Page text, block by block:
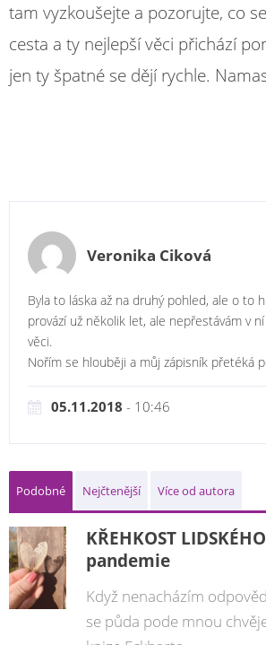
tam vyzkoušejte a pozorujte, co
cesta a ty nejlepší věci přichází
jen ty špatné se dějí rychle.
Veronika Ciková
Byla to láska až na druhý pohled, ale o to
provází už několik let, ale nepřestávám v
věci.
Nořím se hlouběji a můj zápisník přetéká
05.11.2018 - 10:46
Podobné Nejčtenější Více od autora
KŘEHKOST
pandemie
Když nenacházím
se půda pode mnou